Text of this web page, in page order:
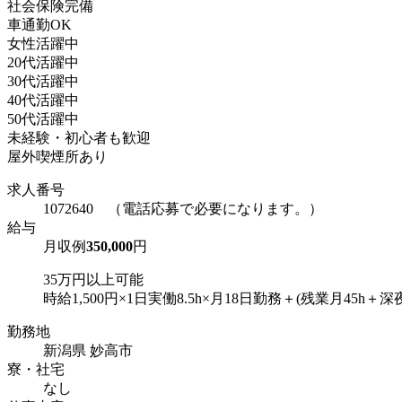
社会保険完備
車通勤OK
女性活躍中
20代活躍中
30代活躍中
40代活躍中
50代活躍中
未経験・初心者も歓迎
屋外喫煙所あり
求人番号
1072640 （電話応募で必要になります。）
給与
月収例350,000円
35万円以上可能
時給1,500円×1日実働8.5h×月18日勤務＋(残業月45h＋深
勤務地
新潟県 妙高市
寮・社宅
なし